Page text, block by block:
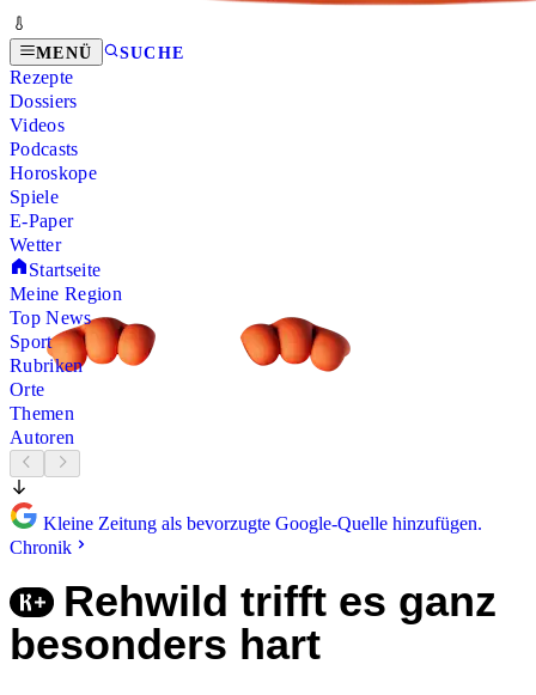
MENÜ SUCHE
Rezepte
Dossiers
Videos
Podcasts
Horoskope
Spiele
E-Paper
Wetter
Startseite
Meine Region
Top News
Sport
Rubriken
Orte
Themen
Autoren
Kleine Zeitung als bevorzugte Google-Quelle hinzufügen.
Chronik
Rehwild trifft es ganz
besonders hart